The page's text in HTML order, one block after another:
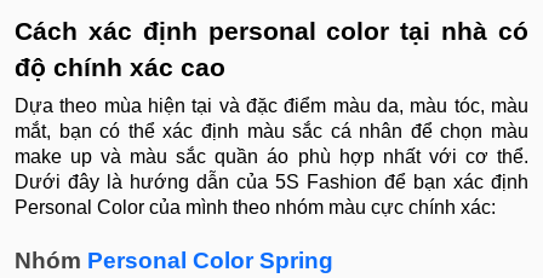
Cách xác định personal color tại nhà có
độ chính xác cao
Dựa theo mùa hiện tại và đặc điểm màu da, màu tóc, màu
mắt, bạn có thể xác định màu sắc cá nhân để chọn màu
make up và màu sắc quần áo phù hợp nhất với cơ thể.
Dưới đây là hướng dẫn của 5S Fashion để bạn xác định
Personal Color của mình theo nhóm màu cực chính xác:
Nhóm Personal Color Spring